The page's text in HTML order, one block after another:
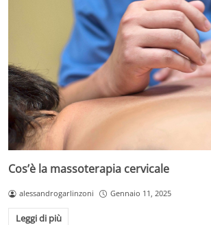
Cos’è la massoterapia cervicale
alessandrogarlinzoni Gennaio 11, 2025
Leggi di più